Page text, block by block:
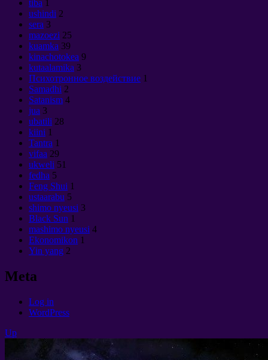
tiba 1
ushindi 2
sera 3
mazoezi 25
kuamka 39
kinachotokea 9
kutaalamika 3
Психотронное воздействие 1
Samadhi 2
Satanism 4
jua 3
ubatili 28
kiini 1
Tantra 1
vifaa 29
ukweli 51
fedha 5
Feng Shui 1
ustaarabu 5
shimo nyeusi 3
Black Sun 1
mashimo nyeusi 4
Ekonomikon 1
Yin yang 2
Meta
Log in
WordPress
Up